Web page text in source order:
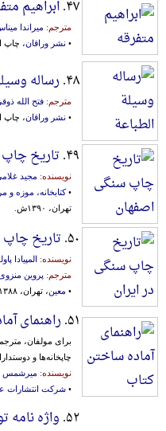
۴۷. ابراهیم
مترجم: میراندا
• نشر وراقان، چاپ
۴۸. رساله
مترجم: فتح الله
• نشر وراقان، چاپ
۴۹. تاریخ
نویسنده: مجید
•کتابخانه، موزه
تهران، ۱۳۹۰ش.
۵۰. تاریخ چاپ
نویسنده: المپیادا
مترجم: پروین
• معین، تهران، ۱۳۸۸ش.
۵۱. راهنمای
برای‌ مولفان‌،
چاپخانه‌ها و
نویسنده: میرشمس
• شرکت انتشارات
۵۲. واژه